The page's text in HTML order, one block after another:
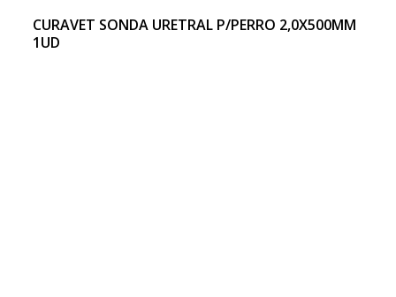
CURAVET SONDA URETRAL P/PERRO 2,0X500MM
1UD